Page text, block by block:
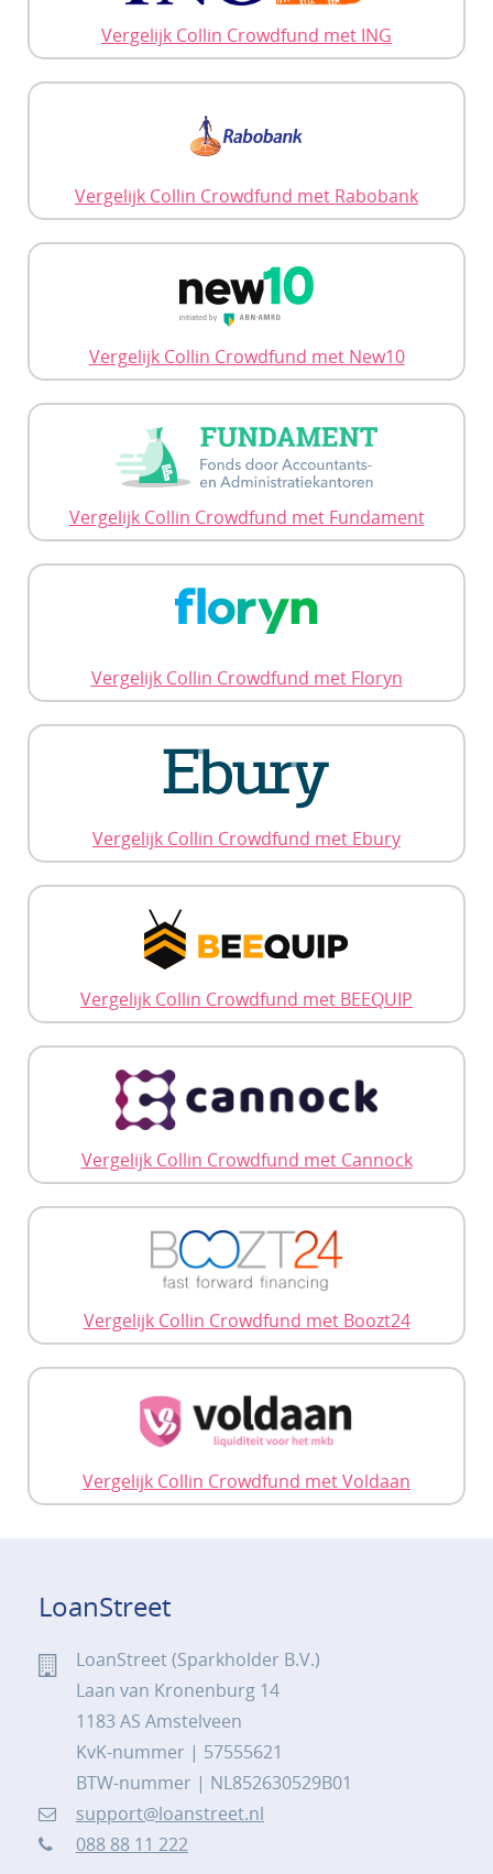
Vergelijk Collin Crowdfund met ING
Vergelijk Collin Crowdfund met Rabobank
Vergelijk Collin Crowdfund met New10
Vergelijk Collin Crowdfund met Fundament
Vergelijk Collin Crowdfund met Floryn
Vergelijk Collin Crowdfund met Ebury
Vergelijk Collin Crowdfund met BEEQUIP
Vergelijk Collin Crowdfund met Cannock
Vergelijk Collin Crowdfund met Boozt24
Vergelijk Collin Crowdfund met Voldaan
LoanStreet
LoanStreet (Sparkholder B.V.)
Laan van Kronenburg 14
1183 AS Amstelveen
KvK-nummer | 57555621
BTW-nummer | NL852630529B01
support@loanstreet.nl
088 88 11 222